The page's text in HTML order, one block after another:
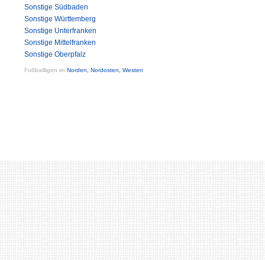
Sonstige Südbaden
Sonstige Württemberg
Sonstige Unterfranken
Sonstige Mittelfranken
Sonstige Oberpfalz
Fußballligen im Norden Nordosten Westen